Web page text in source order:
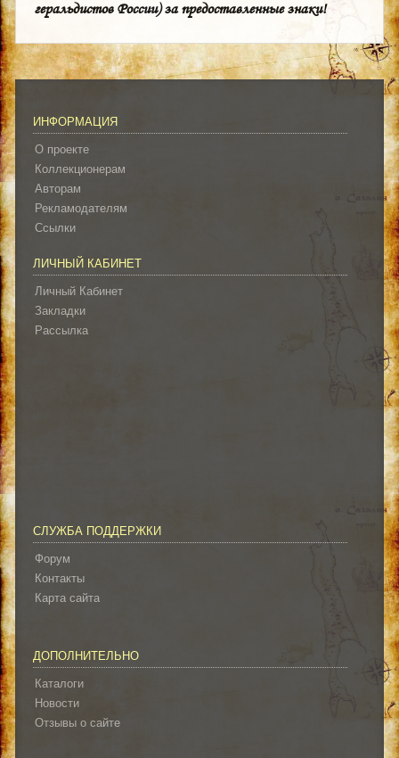
геральдистов России) за предоставленные знаки!
ИНФОРМАЦИЯ
О проекте
Коллекционерам
Авторам
Рекламодателям
Ссылки
ЛИЧНЫЙ КАБИНЕТ
Личный Кабинет
Закладки
Рассылка
СЛУЖБА ПОДДЕРЖКИ
Форум
Контакты
Карта сайта
ДОПОЛНИТЕЛЬНО
Каталоги
Новости
Отзывы о сайте